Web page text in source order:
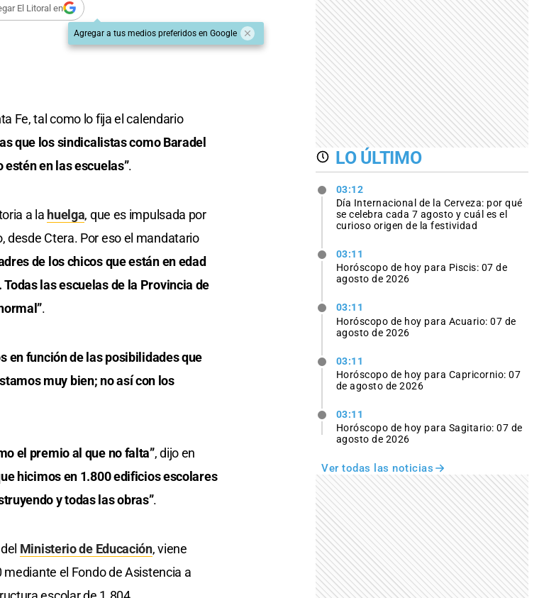
El Litoral en
Agregar a tus medios preferidos en Google
Fe, tal como lo fija el calendario
que los sindicalistas como Baradel
en las escuelas”.
a la huelga, que es impulsada por
desde Ctera. Por eso el mandatario
de los chicos que están en edad
las escuelas de la Provincia de
.
en función de las posibilidades que
muy bien; no así con los
el premio al que no falta”, dijo en
hicimos en 1.800 edificios escolares
y todas las obras”.
Ministerio de Educación, viene
el Fondo de Asistencia a
LO ÚLTIMO
03:12
Día Internacional de la Cerveza: por qué
se celebra cada 7 agosto y cuál es el
curioso origen de la festividad
03:11
Horóscopo de hoy para Piscis: 07 de
agosto de 2026
03:11
Horóscopo de hoy para Acuario: 07 de
agosto de 2026
03:11
Horóscopo de hoy para Capricornio: 07
de agosto de 2026
03:11
Horóscopo de hoy para Sagitario: 07 de
agosto de 2026
Ver todas las noticias